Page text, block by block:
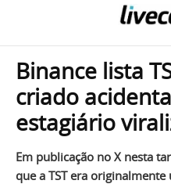
Binance lista
criado
estagiário
Em publicação no X nesta
que a TST era